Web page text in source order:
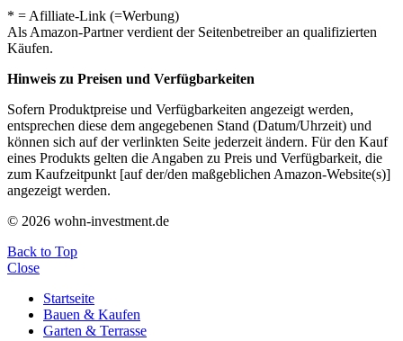
* = Afilliate-Link (=Werbung)
Als Amazon-Partner verdient der Seitenbetreiber an qualifizierten
Käufen.
Hinweis zu Preisen und Verfügbarkeiten
Sofern Produktpreise und Verfügbarkeiten angezeigt werden,
entsprechen diese dem angegebenen Stand (Datum/Uhrzeit) und
können sich auf der verlinkten Seite jederzeit ändern. Für den Kauf
eines Produkts gelten die Angaben zu Preis und Verfügbarkeit, die
zum Kaufzeitpunkt [auf der/den maßgeblichen Amazon-Website(s)]
angezeigt werden.
© 2026 wohn-investment.de
Back to Top
Close
Startseite
Bauen & Kaufen
Garten & Terrasse